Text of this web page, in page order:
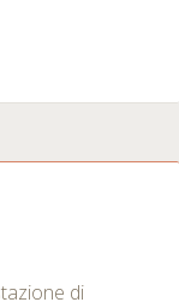
di